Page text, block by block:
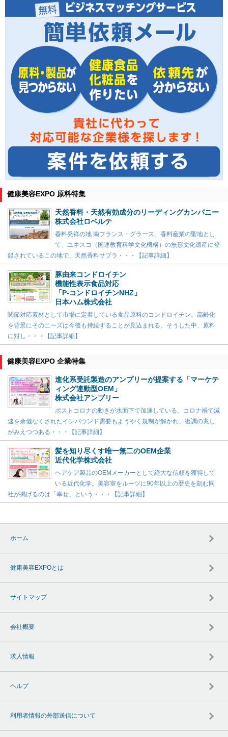
健康美容EXPO 原料特集
天然香料・天然有効成分のリーディングカンパニー
株式会社ロベルテ
香料発祥の地 南フランス・グラース。香料産業の聖地とし
て、ユネスコ（国連教育科学文化機構）の無形文化遺産に登
録されているこの地で、天然香料サプラ・・・【記事詳細】
豚由来コンドロイチン
機能性表示食品対応
「P-コンドロイチンNHZ」
日本ハム株式会社
関節対応素材として市場に定着している食品原料のコンドロイチン。高齢化
を背景にそのニーズは今後も持続することが見込まれる。そうした中、原料
に対し・・・【記事詳細】
健康美容EXPO 企業特集
進化系受託製造のアンプリーが提案する「マーケテ
ィング連動型OEM」
株式会社アンプリー
ポストコロナの動きが水面下で加速している。コロナ禍で減
速を余儀なくされたインバウンド需要もようやく規制が解かれ、復調の兆し
がみえつつある・・・【記事詳細】
髪を知り尽くす唯一無二のOEM企業
近代化学株式会社
ヘアケア製品のOEMメーカーとして絶大な信頼を獲得して
いる近代化学。美容室をルーツに90年以上の歴史を刻む同
社が掲げるのは「幸せ」という・・・【記事詳細】
ホーム
健康美容EXPOとは
サイトマップ
会社概要
求人情報
ヘルプ
利用者情報の外部送信について